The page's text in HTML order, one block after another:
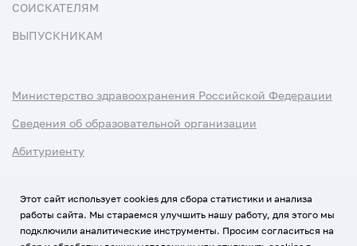
СОИСКАТЕЛЯМ
ВЫПУСКНИКАМ
Министерство здравоохранения Российской Федерации
Сведения об образовательной организации
Абитуриенту
Этот сайт использует cookies для сбора статистики и анализа
работы сайта. Мы стараемся улучшить нашу работу, для этого мы
подключили аналитические инструменты. Просим согласиться на